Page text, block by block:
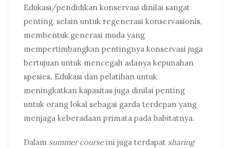
Edukasi/pendidikan konservasi dinilai sangat
penting, selain untuk regenerasi konservasionis,
membentuk generasi muda yang
mempertimbangkan pentingnya konservasi juga
bertujuan untuk mencegah adanya kepunahan
spesies. Edukasi dan pelatihan untuk
meningkatkan kapasitas juga dinilai penting
untuk orang lokal sebagai garda terdepan yang
menjaga keberadaan primata pada habitatnya.
Dalam summer courseini juga terdapat sharing